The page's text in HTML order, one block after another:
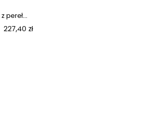
pereł...
Cena
227,40 zł